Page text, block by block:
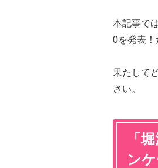
本記事で
0を発表！
果たして
さい。
「
ンケ